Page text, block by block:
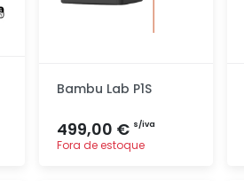
Bambu Lab P1S
499,00 € s/iva
Fora de estoque